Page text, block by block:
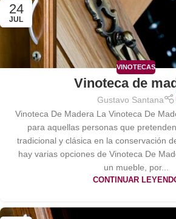
24
JUL
VINOTECAS
Vinoteca de
Gustavo Santana
Vinoteca De Madera La Vinoteca De
para aquellas personas que
tradicional y clásica en la conservación
hay varias opciones de Vinoteca De
un mueble, por...
CONTINUAR